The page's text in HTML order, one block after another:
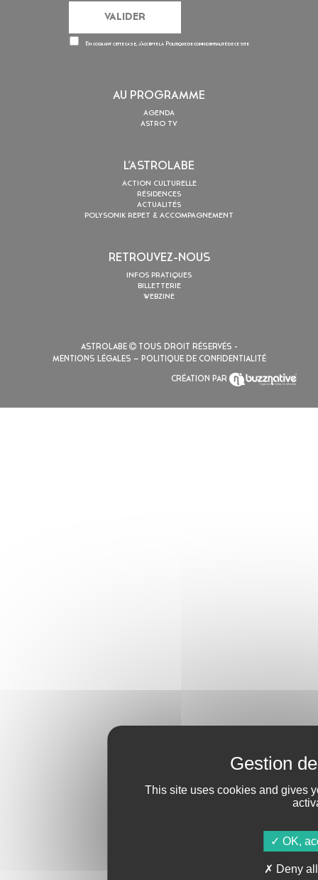
En cochant cette case, j’accepte la Politique de confidentialitéde ce site
AU PROGRAMME
AGENDA
ASTRO TV
L’ASTROLABE
ACTION CULTURELLE
RÉSIDENCES
ACTUALITÉS
POLYSONIK REPET & ACCOMPAGNEMENT
RETROUVEZ-NOUS
INFOS PRATIQUES
BILLETTERIE
WEBZINE
ASTROLABE
TOUS DROIT RÉSERVÉS -
MENTIONS LÉGALES – POLITIQUE DE CONFIDENTIALITÉ
CRÉATION PAR
This site uses cookies and gives
OK,
Deny